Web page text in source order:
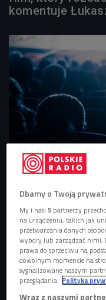
komentuje
Dbamy o Twoją
My i nasi5 partnerzy
na urządzeniu, takich jak
przetwarzania danych
wybory lub zarządzać nimi,
prawa do sprzeciwu na
dowolnym momencie na
sygnalizowane naszym
przeglądania. Polityka
Wraz z naszymi